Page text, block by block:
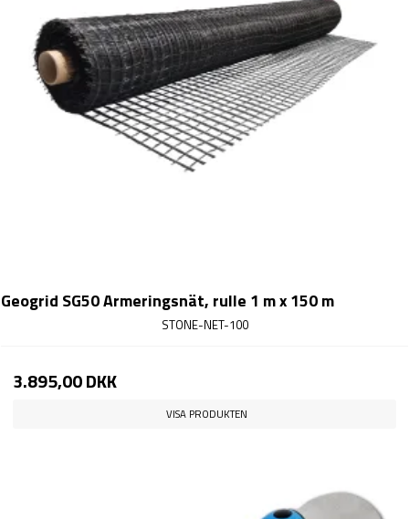
Geogrid SG50 Armeringsnät, rulle 1 m x 150 m
STONE-NET-100
3.895,00 DKK
VISA PRODUKTEN